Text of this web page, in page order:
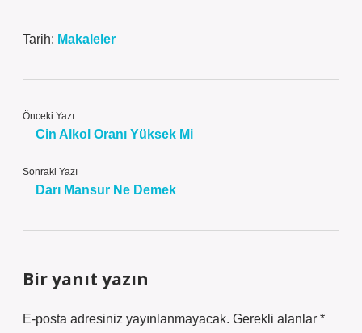
Tarih: Makaleler
Önceki Yazı
Cin Alkol Oranı Yüksek Mi
Sonraki Yazı
Darı Mansur Ne Demek
Bir yanıt yazın
E-posta adresiniz yayınlanmayacak. Gerekli alanlar *